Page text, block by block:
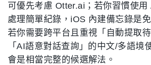
可優先考慮 Otter.ai；若你習慣使用
處理簡單紀錄，iOS 內建備忘錄是
若你需要跨平台且重視「自動提取
「AI語意對話查詢」的中文/多語境
會是相當完整的候選解法。